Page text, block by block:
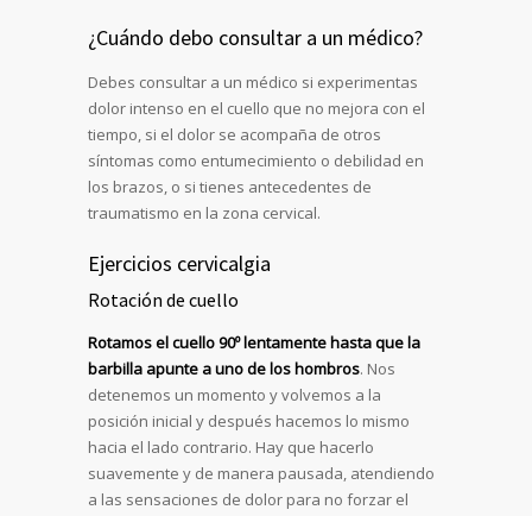
¿Cuándo debo consultar a un médico?
Debes consultar a un médico si experimentas
dolor intenso en el cuello que no mejora con el
tiempo, si el dolor se acompaña de otros
síntomas como entumecimiento o debilidad en
los brazos, o si tienes antecedentes de
traumatismo en la zona cervical.
Ejercicios cervicalgia
Rotación de cuello
Rotamos el cuello 90º lentamente hasta que la
barbilla apunte a uno de los hombros. Nos
detenemos un momento y volvemos a la
posición inicial y después hacemos lo mismo
hacia el lado contrario. Hay que hacerlo
suavemente y de manera pausada, atendiendo
a las sensaciones de dolor para no forzar el